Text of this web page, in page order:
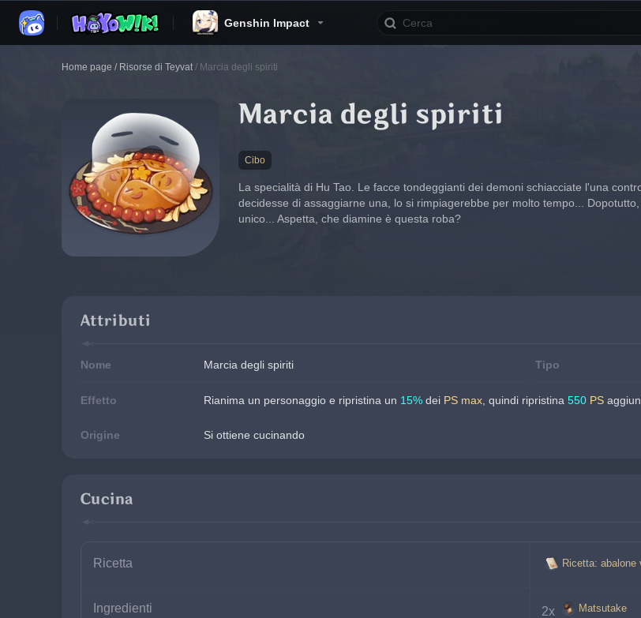
Genshin Impact
Home page / Risorse di Teyvat / Marcia degli spiriti
Marcia degli spiriti
Cibo
La specialità di Hu Tao. Le facce tondeggianti dei demoni schiacciate l'una
decidesse di assaggiarne una, lo si rimpiagerebbe per molto tempo...
unico... Aspetta, che diamine è questa roba?
Attributi
Nome Marcia degli spiriti Tipo
Effetto Rianima un personaggio e ripristina un 15% dei PS max , quindi ripristina 550 PS
Origine Si ottiene cucinando
Cucina
Ricetta Ricetta: abalone
Ingredienti 2x Matsutake